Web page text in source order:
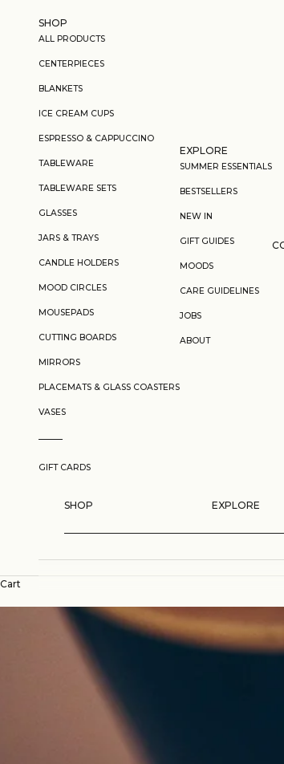
SHOP
ALL PRODUCTS
CENTERPIECES
BLANKETS
ICE CREAM CUPS
ESPRESSO & CAPPUCCINO
TABLEWARE
TABLEWARE SETS
GLASSES
JARS & TRAYS
CANDLE HOLDERS
MOOD CIRCLES
MOUSEPADS
CUTTING BOARDS
MIRRORS
PLACEMATS & GLASS COASTERS
VASES
GIFT CARDS
EXPLORE
SUMMER ESSENTIALS
BESTSELLERS
NEW IN
GIFT GUIDES
MOODS
CARE GUIDELINES
JOBS
ABOUT
SHOP EXPLORE
Cart